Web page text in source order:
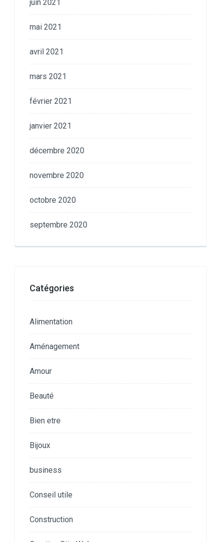
juin 2021
mai 2021
avril 2021
mars 2021
février 2021
janvier 2021
décembre 2020
novembre 2020
octobre 2020
septembre 2020
Catégories
Alimentation
Aménagement
Amour
Beauté
Bien etre
Bijoux
business
Conseil utile
Construction